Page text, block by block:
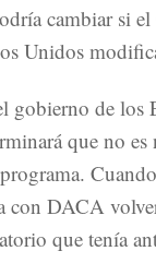
cambiar si
Unidos
gobierno de los
que no es
con DACA
que tenía